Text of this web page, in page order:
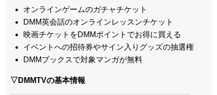
オンラインゲームのガチャチケット
DMM英会話のオンラインレッスンチケット
映画チケットをDMMポイントでお得に買える
イベントへの招待券やサイン入りグッズの抽選権
DMMブックスで対象マンガが無料
▽DMMTVの基本情報